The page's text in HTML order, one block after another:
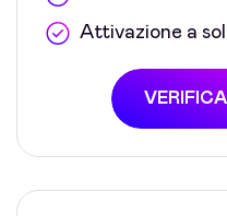
Attivazione a